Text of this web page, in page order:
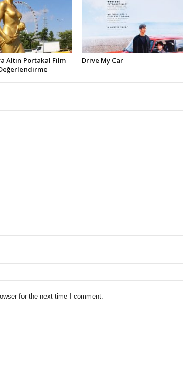
Altın Portakal Film
Drive My Car
for the next time I comment.